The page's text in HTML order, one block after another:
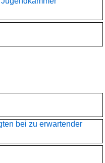
bei zu erwartender